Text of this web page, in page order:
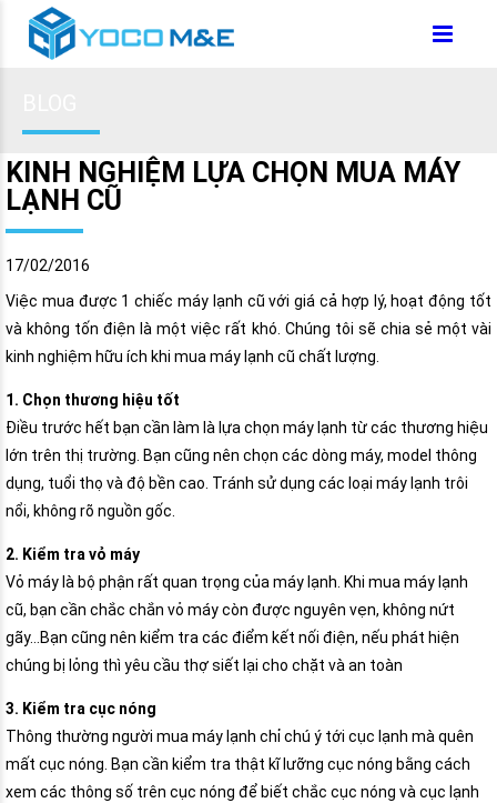
KINH NGHIỆM LỰA CHỌN MUA MÁY
LẠNH CŨ
17/02/2016
Việc mua được 1 chiếc máy lạnh cũ với giá cả hợp lý, hoạt động tốt
và không tốn điện là một việc rất khó. Chúng tôi sẽ chia sẻ một vài
kinh nghiệm hữu ích khi mua máy lạnh cũ chất lượng.
1. Chọn thương hiệu tốt
Điều trước hết bạn cần làm là lựa chọn máy lạnh từ các thương hiệu
lớn trên thị trường. Bạn cũng nên chọn các dòng máy, model thông
dụng, tuổi thọ và độ bền cao. Tránh sử dụng các loại máy lạnh trôi
nổi, không rõ nguồn gốc.
2. Kiểm tra vỏ máy
Vỏ máy là bộ phận rất quan trọng của máy lạnh. Khi mua máy lạnh
cũ, bạn cần chắc chắn vỏ máy còn được nguyên vẹn, không nứt
gãy…Bạn cũng nên kiểm tra các điểm kết nối điện, nếu phát hiện
chúng bị lỏng thì yêu cầu thợ siết lại cho chặt và an toàn
3. Kiểm tra cục nóng
Thông thường người mua máy lạnh chỉ chú ý tới cục lạnh mà quên
mất cục nóng. Bạn cần kiểm tra thật kĩ lưỡng cục nóng bằng cách
xem các thông số trên cục nóng để biết chắc cục nóng và cục lạnh